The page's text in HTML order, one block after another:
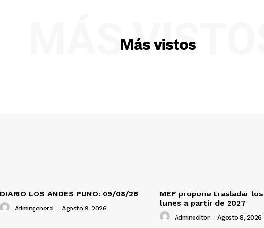
Más vistos
MÁS
DIARIO LOS ANDES PUNO: 09/08/26
Admingeneral - Agosto 9, 2026
MEF propone trasladar
lunes a partir de 2027
Admineditor - Agosto 8, 2026